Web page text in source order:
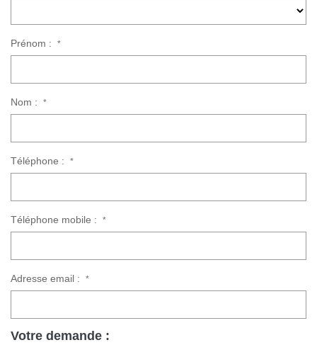
Prénom : *
Nom : *
Téléphone : *
Téléphone mobile : *
Adresse email : *
Votre demande :